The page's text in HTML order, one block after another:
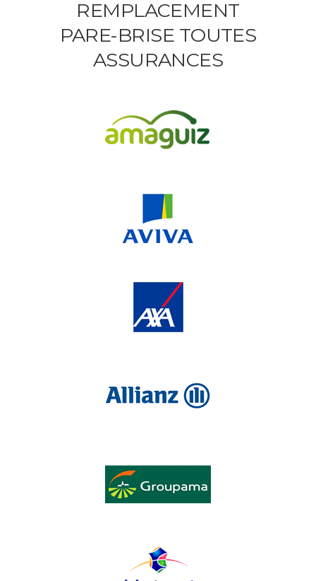
REMPLACEMENT
PARE-BRISE TOUTES
ASSURANCES